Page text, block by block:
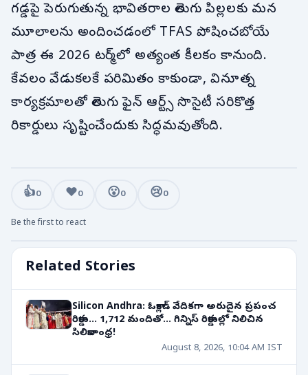
గడ్డపై పెరుగుతున్న భావితరాల తెలుగు పిల్లలకు మన
మూలాలను అందించడంలో TFAS పోషించబోయే
పాత్ర ఈ 2026 టర్మ్‌లో అత్యంత కీలకం కానుంది.
కేవలం వేడుకలకే పరిమితం కాకుండా, వినూత్న
కార్యక్రమాలతో తెలుగు ఫైన్ ఆర్ట్స్ సొసైటీ సరికొత్త
రికార్డులు సృష్టించేందుకు సిద్ధమవుతోంది.
Related Stories
Silicon Andhra: ఓక్లాండ్ వేదికగా అరుదైన ప్రపంచ
రికార్డు... 1,712 మందితో... గిన్నిస్ రికార్డుల్లో నిలిచిన
సిలికానాంధ్ర!
August 8, 2026, 10:04 AM IST
👍0 ❤️0 😮0 😢0
Be the first to react